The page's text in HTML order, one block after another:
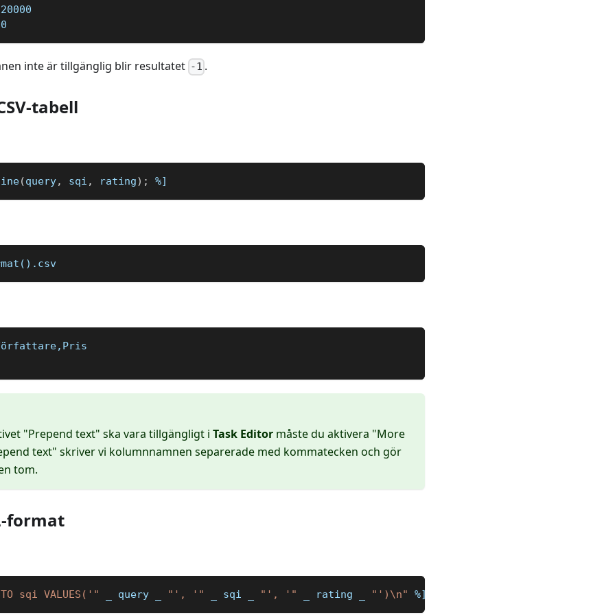
inte är tillgänglig blir resultatet -1 .
tabell
(query, sqi , rating) ; %]
"Prepend text" ska vara tillgängligt i Task Editor måste du aktivera "More
text" skriver vi kolumnnamnen separerade med kommatecken och gör
tom.
format
sqi VALUES('" query "', '" sqi "', '" rating "')\n" %]